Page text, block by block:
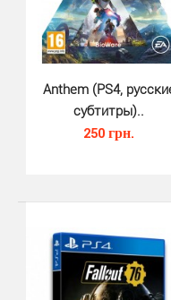
Anthem (PS4,
субтитры)..
250 грн.